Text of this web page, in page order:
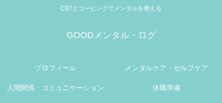
CBTとコーピングでメンタルを整える
GOODメンタル・ログ
プロフィール メンタルケア・セルフケア
人間関係・コミュニケーション 休職準備